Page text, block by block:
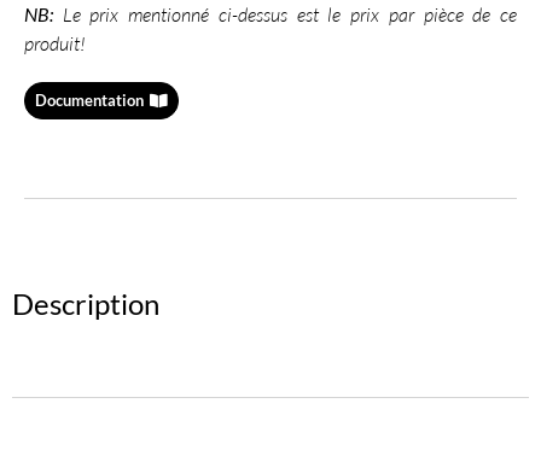
NB: Le prix mentionné ci-dessus est le prix par pièce de ce
produit!
Documentation
Description